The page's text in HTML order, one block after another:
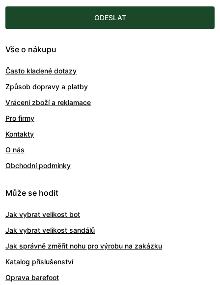
ODESLAT
Vše o nákupu
Často kladené dotazy
Způsob dopravy a platby
Vrácení zboží a reklamace
Pro firmy
Kontakty
O nás
Obchodní podmínky
Může se hodit
Jak vybrat velikost bot
Jak vybrat velikost sandálů
Jak správně změřit nohu pro výrobu na zakázku
Katalog příslušenství
Oprava barefoot